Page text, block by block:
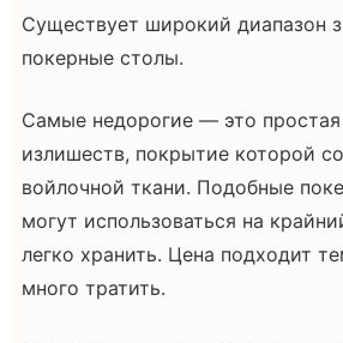
Существует широкий диапазон
покерные столы.
Самые недорогие — это
излишеств, покрытие которой
войлочной ткани. Подобные
могут использоваться на
легко хранить. Цена подходит
много тратить.